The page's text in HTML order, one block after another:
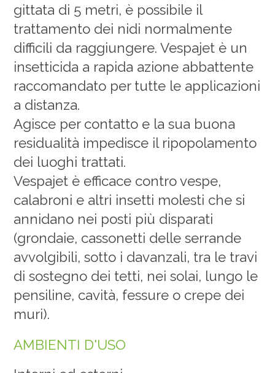
gittata di 5 metri, è possibile il
trattamento dei nidi normalmente
difficili da raggiungere. Vespajet è un
insetticida a rapida azione abbattente
raccomandato per tutte le applicazioni
a distanza.
Agisce per contatto e la sua buona
residualità impedisce il ripopolamento
dei luoghi trattati.
Vespajet è efficace contro vespe,
calabroni e altri insetti molesti che si
annidano nei posti più disparati
(grondaie, cassonetti delle serrande
avvolgibili, sotto i davanzali, tra le travi
di sostegno dei tetti, nei solai, lungo le
pensiline, cavità, fessure o crepe dei
muri).
AMBIENTI D'USO